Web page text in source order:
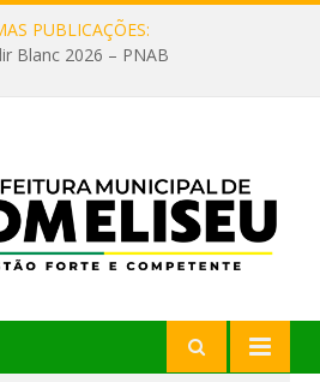
PUBLICAÇÕES:
Blanc 2026 – PNAB